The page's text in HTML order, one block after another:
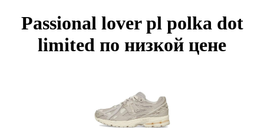
Passional lover pl polka dot
limited по низкой цене